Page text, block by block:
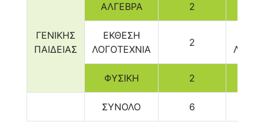
ΓΕΝΙΚΗΣ
ΠΑΙΔΕΙΑΣ
ΑΛΓΕΒΡΑ 2
ΕΚΘΕΣΗ
ΛΟΓΟΤΕΧΝΙΑ
2
ΦΥΣΙΚΗ 2
ΣΥΝΟΛΟ 6